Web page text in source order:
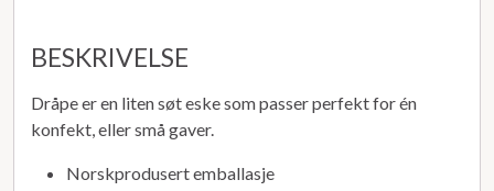
BESKRIVELSE
Dråpe er en liten søt eske som passer perfekt for én
konfekt, eller små gaver.
Norskprodusert emballasje